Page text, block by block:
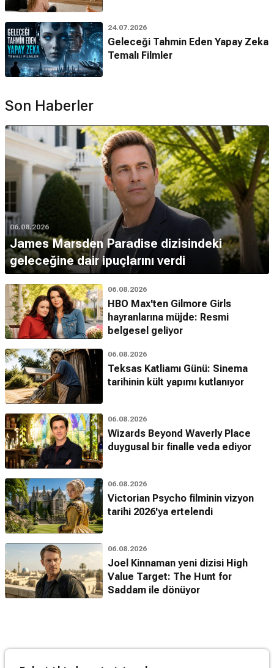
24.07.2026
Geleceği Tahmin Eden Yapay Zeka
Temalı Filmler
Son Haberler
06.08.2026
James Marsden Paradise dizisindeki
geleceğine dair ipuçlarını verdi
06.08.2026
HBO Max'ten Gilmore Girls
hayranlarına müjde: Resmi
belgesel geliyor
06.08.2026
Teksas Katliamı Günü: Sinema
tarihinin kült yapımı kutlanıyor
06.08.2026
Wizards Beyond Waverly Place
duygusal bir finalle veda ediyor
06.08.2026
Victorian Psycho filminin vizyon
tarihi 2026'ya ertelendi
06.08.2026
Joel Kinnaman yeni dizisi High
Value Target: The Hunt for
Saddam ile dönüyor